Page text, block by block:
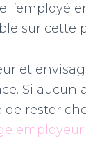
l’employé
sur cette
et
Si aucun
rester